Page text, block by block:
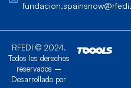
RFEDI © 2024.
Todos los derechos
reservados –
Desarrollado por